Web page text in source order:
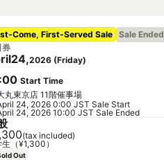
Come, First-Served Sale Sale Ended
券
24,2026 (Friday)
:00 Start Time
丸東京店 11階催事場
24, 2026 0:00 JST Sale Start
24, 2026 10:00 JST Sale Ended
(tax included)
（¥1,300）
Out